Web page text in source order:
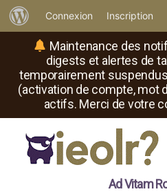
Maintenance des
digests et alertes de
temporairement
(activation de compte, mot
actifs. Merci de votre
propos
de
WordPress
Connexion Inscription
Ad Vitam